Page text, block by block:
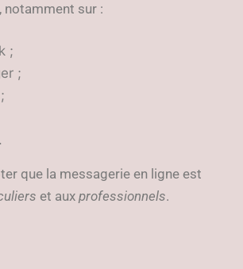
notamment sur :
;
;
que la messagerie en ligne est
et aux professionnels.